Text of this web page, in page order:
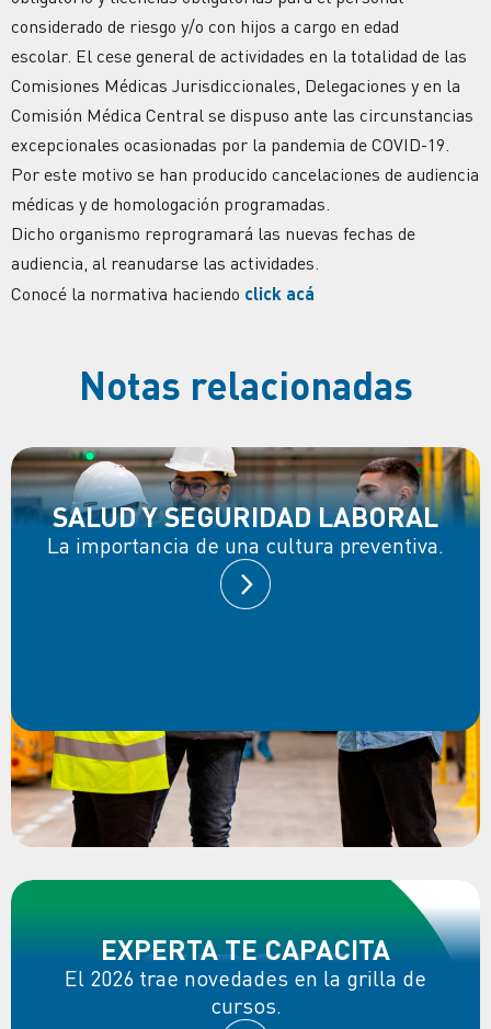
considerado de riesgo y/o con hijos a cargo en edad
escolar. El cese general de actividades en la totalidad de las
Comisiones Médicas Jurisdiccionales, Delegaciones y en la
Comisión Médica Central se dispuso ante las circunstancias
excepcionales ocasionadas por la pandemia de COVID-19.
Por este motivo se han producido cancelaciones de audiencia
médicas y de homologación programadas.
Dicho organismo reprogramará las nuevas fechas de
audiencia, al reanudarse las actividades.
Conocé la normativa haciendo click acá
Notas relacionadas
SALUD Y SEGURIDAD LABORAL
La importancia de una cultura preventiva.
EXPERTA TE CAPACITA
El 2026 trae novedades en la grilla de
cursos.